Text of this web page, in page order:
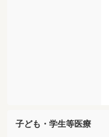
子ども・学生等医療